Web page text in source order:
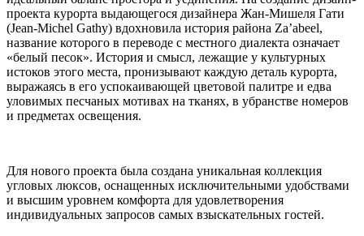
проекта курорта выдающегося дизайнера Жан-Мишеля Гати
(Jean-Michel Gathy) вдохновила история района Za’abeel,
название которого в переводе с местного диалекта означает
«белый песок». История и смысл, лежащие у культурных
истоков этого места, пронизывают каждую деталь курорта,
выражаясь в его успокаивающей цветовой палитре и едва
уловимых песчаных мотивах на тканях, в убранстве номеров
и предметах освещения.
Для нового проекта была создана уникальная коллекция
угловых люксов, оснащенных исключительными удобствами
и высшим уровнем комфорта для удовлетворения
индивидуальных запросов самых взыскательных гостей.